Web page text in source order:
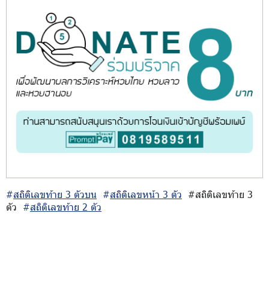
#สถิติเลขท้าย 3 ตัวบน #สถิติเลขหน้า 3 ตัว #สถิติเลขท้าย 3
ตัว #สถิติเลขท้าย 2 ตัว